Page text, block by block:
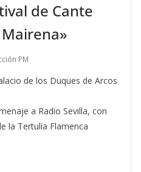
de Cante
PM
de los Duques de Arcos
a Radio Sevilla, con
la Tertulia Flamenca